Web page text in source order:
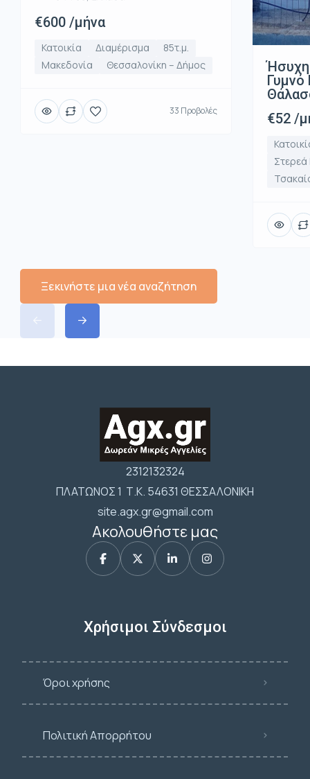
€600 /μήνα
Κατοικία Διαμέρισμα
85τ.μ.
Μακεδονία
Θεσσαλονίκη – Δήμος
33 Προβολές
Γυμνό
€52 /
Ξεκινήστε μια νέα αναζήτηση
2312132324
ΠΛΑΤΩΝΟΣ 1 Τ.Κ. 54631 ΘΕΣΣΑΛΟΝΙΚΗ
site.agx.gr@gmail.com
Ακολουθήστε μας
Χρήσιμοι Σύνδεσμοι
Όροι χρήσης
Πολιτική Απορρήτου